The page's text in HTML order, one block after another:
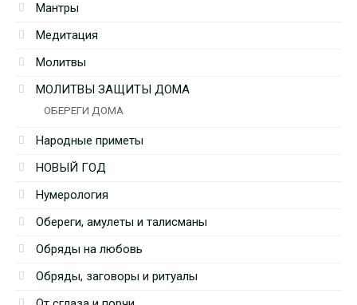
Мантры
Медитация
Молитвы
МОЛИТВЫ ЗАЩИТЫ ДОМА
ОБЕРЕГИ ДОМА
Народные приметы
НОВЫЙ ГОД
Нумерология
Обереги, амулеты и талисманы
Обряды на любовь
Обряды, заговоры и ритуалы